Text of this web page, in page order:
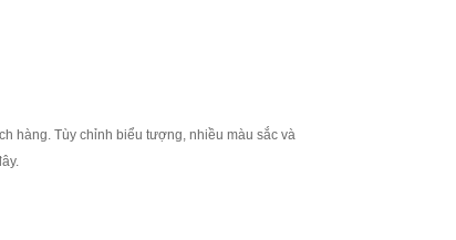
hàng. Tùy chỉnh biểu tượng, nhiều màu sắc và